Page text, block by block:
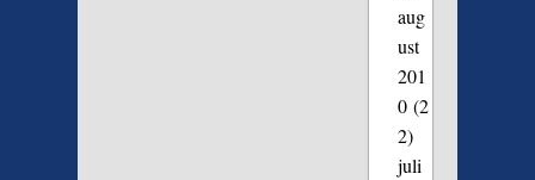
aug
ust
201
0(2
2)
juli